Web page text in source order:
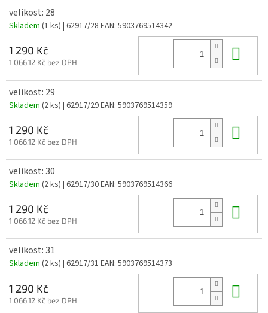
velikost: 28
Skladem (1 ks) | 62917/28 EAN: 5903769514342
1 290 Kč
1 066,12 Kč bez DPH
velikost: 29
Skladem (2 ks) | 62917/29EAN: 5903769514359
1 290 Kč
1 066,12 Kč bez DPH
velikost: 30
Skladem (2 ks) | 62917/30EAN: 5903769514366
1 290 Kč
1 066,12 Kč bez DPH
velikost: 31
Skladem (2 ks) | 62917/31 EAN: 5903769514373
1 290 Kč
1 066,12 Kč bez DPH